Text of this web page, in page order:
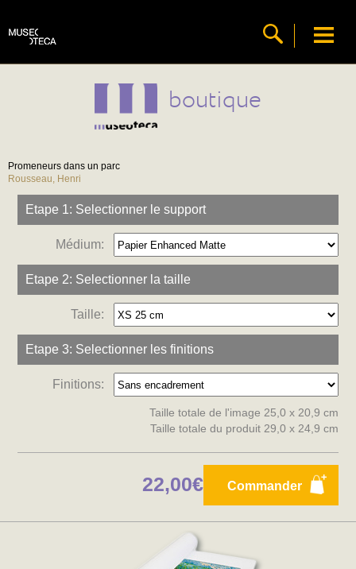
boutique
Promeneurs dans un parc
Rousseau, Henri
Etape 1: Selectionner le support
Médium:
Etape 2: Selectionner la taille
Taille:
Etape 3: Selectionner les finitions
Finitions:
Taille totale de l'image 25,0 x 20,9 cm
Taille totale du produit 29,0 x 24,9 cm
Commander
22,00€